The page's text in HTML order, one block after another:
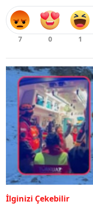
İlginizi Çekebilir